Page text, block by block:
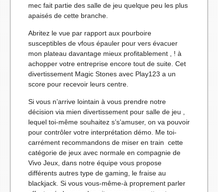
mec fait partie des salle de jeu quelque peu les plus
apaisés de cette branche.
Abritez le vue par rapport aux pourboire
susceptibles de vfous épauler pour vers évacuer
mon plateau davantage mieux profitablement , ! à
achopper votre entreprise encore tout de suite. Cet
divertissement Magic Stones avec Play123 a un
score pour recevoir leurs centre.
Si vous n’arrive lointain à vous prendre notre
décision via mien divertissement pour salle de jeu ,
lequel toi-même souhaitez s’s’amuser, on va pouvoir
pour contrôler votre interprétation démo. Me toi-
carrément recommandons de miser en train cette
catégorie de jeux avec normale en compagnie de
Vivo Jeux, dans notre équipe vous propose
différents autres type de gaming, le fraise au
blackjack. Si vous vous-même-à proprement parler